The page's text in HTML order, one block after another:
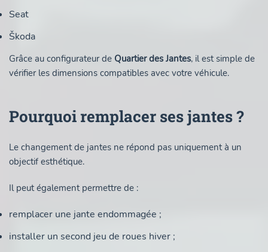
Seat
Škoda
Grâce au configurateur de Quartier des Jantes, il est simple de
vérifier les dimensions compatibles avec votre véhicule.
Pourquoi remplacer ses jantes ?
Le changement de jantes ne répond pas uniquement à un
objectif esthétique.
Il peut également permettre de :
remplacer une jante endommagée ;
installer un second jeu de roues hiver ;